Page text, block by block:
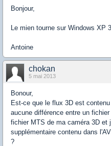
Bonjour,
Le mien tourne sur Windows XP
Antoine
chokan
5 mai 2013
Bonour,
Est-ce que le flux 3D est
aucune différence entre un
fichier MTS de ma caméra 3D et
supplémentaire contenu dans
?